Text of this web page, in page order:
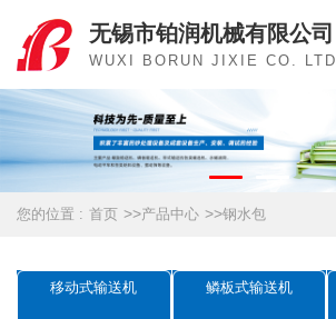
无锡市铂润机械有限公司
WUXI BORUN JIXIE CO. LTD
您的位置 : 首页 >>产品中心 >>钢水包
移动式输送机 鳞板式输送机